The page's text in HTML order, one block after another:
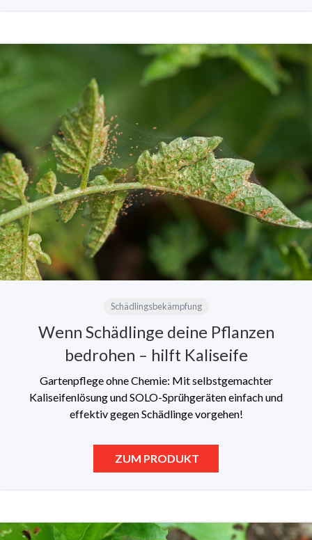
Schädlingsbekämpfung
Wenn Schädlinge deine Pflanzen
bedrohen – hilft Kaliseife
Gartenpflege ohne Chemie: Mit selbstgemachter
Kaliseifenlösung und SOLO-Sprühgeräten einfach und
effektiv gegen Schädlinge vorgehen!
ZUM PRODUKT